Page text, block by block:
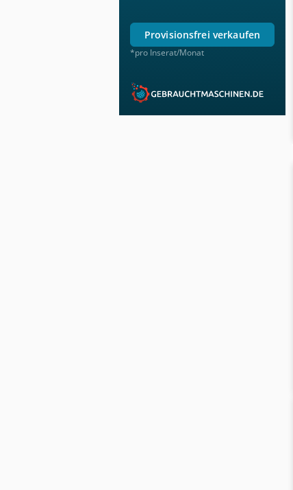
provisionsfrei verkaufen
*pro Inserat/Monat